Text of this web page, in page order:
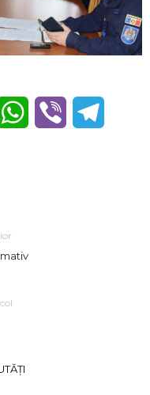
WhatsApp
Viber